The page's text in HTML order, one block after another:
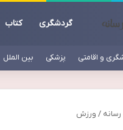
گردشگری کتاب
و اقامتی پزشکی بین الملل
/ ورزش